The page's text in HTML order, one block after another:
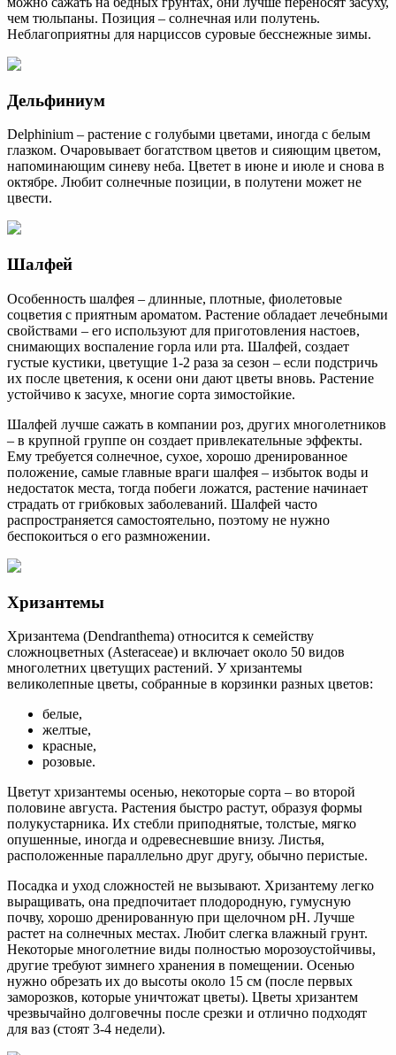
чем тюльпаны. Позиция – солнечная или полутень.
Неблагоприятны для нарциссов суровые бесснежные зимы.
Дельфиниум
Delphinium – растение с голубыми цветами, иногда с белым
глазком. Очаровывает богатством цветов и сияющим цветом,
напоминающим синеву неба. Цветет в июне и июле и снова в
октябре. Любит солнечные позиции, в полутени может не
цвести.
Шалфей
Особенность шалфея – длинные, плотные, фиолетовые
соцветия с приятным ароматом. Растение обладает лечебными
свойствами – его используют для приготовления настоев,
снимающих воспаление горла или рта. Шалфей, создает
густые кустики, цветущие 1-2 раза за сезон – если подстричь
их после цветения, к осени они дают цветы вновь. Растение
устойчиво к засухе, многие сорта зимостойкие.
Шалфей лучше сажать в компании роз, других многолетников
– в крупной группе он создает привлекательные эффекты.
Ему требуется солнечное, сухое, хорошо дренированное
положение, самые главные враги шалфея – избыток воды и
недостаток места, тогда побеги ложатся, растение начинает
страдать от грибковых заболеваний. Шалфей часто
распространяется самостоятельно, поэтому не нужно
беспокоиться о его размножении.
Хризантемы
Хризантема (Dendranthema) относится к семейству
сложноцветных (Asteraceae) и включает около 50 видов
многолетних цветущих растений. У хризантемы
великолепные цветы, собранные в корзинки разных цветов:
белые,
желтые,
красные,
розовые.
Цветут хризантемы осенью, некоторые сорта – во второй
половине августа. Растения быстро растут, образуя формы
полукустарника. Их стебли приподнятые, толстые, мягко
опушенные, иногда и одревесневшие внизу. Листья,
расположенные параллельно друг другу, обычно перистые.
Посадка и уход сложностей не вызывают. Хризантему легко
выращивать, она предпочитает плодородную, гумусную
почву, хорошо дренированную при щелочном рН. Лучше
растет на солнечных местах. Любит слегка влажный грунт.
Некоторые многолетние виды полностью морозоустойчивы,
другие требуют зимнего хранения в помещении. Осенью
нужно обрезать их до высоты около 15 см (после первых
заморозков, которые уничтожат цветы). Цветы хризантем
чрезвычайно долговечны после срезки и отлично подходят
для ваз (стоят 3-4 недели).